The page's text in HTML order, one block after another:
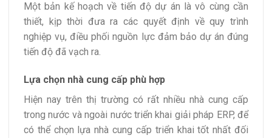
Một bản kế hoạch về tiến độ dự án là vô cùng cần
thiết, kịp thời đưa ra các quyết định về quy trình
nghiệp vụ, điều phối nguồn lực đảm bảo dự án đúng
tiến độ đã vạch ra.
Lựa chọn nhà cung cấp phù hợp
Hiện nay trên thị trường có rất nhiều nhà cung cấp
trong nước và ngoài nước triển khai giải pháp ERP, để
có thể chọn lựa nhà cung cấp triển khai tốt nhất đối